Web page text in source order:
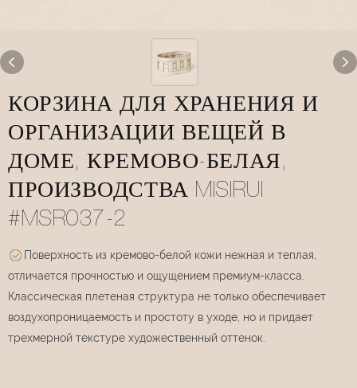
КОРЗИНА ДЛЯ ХРАНЕНИЯ И
ОРГАНИЗАЦИИ ВЕЩЕЙ В
ДОМЕ, КРЕМОВО-БЕЛАЯ,
ПРОИЗВОДСТВА MISIRUI
#MSR037-2
Поверхность из кремово-белой кожи нежная и теплая,
отличается прочностью и ощущением премиум-класса.
Классическая плетеная структура не только обеспечивает
воздухопроницаемость и простоту в уходе, но и придает
трехмерной текстуре художественный оттенок.